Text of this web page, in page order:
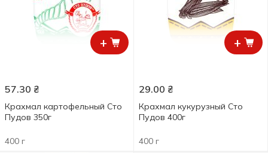
+
57.30 ₴
Крахмал картофельный Сто
Пудов 350г
400 г
+
29.00 ₴
Крахмал кукурузный Сто
Пудов 400г
400 г